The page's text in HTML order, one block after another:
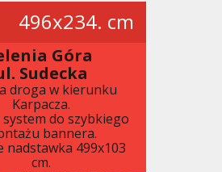
496x234. cm
Góra
Sudecka
droga w kierunku
Karpacza.
do szybkiego
bannera.
nadstawka 499x103
cm.